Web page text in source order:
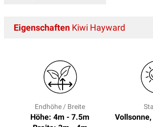
Eigenschaften Kiwi Hayward
Endhöhe / Breite
Höhe: 4m - 7.5m